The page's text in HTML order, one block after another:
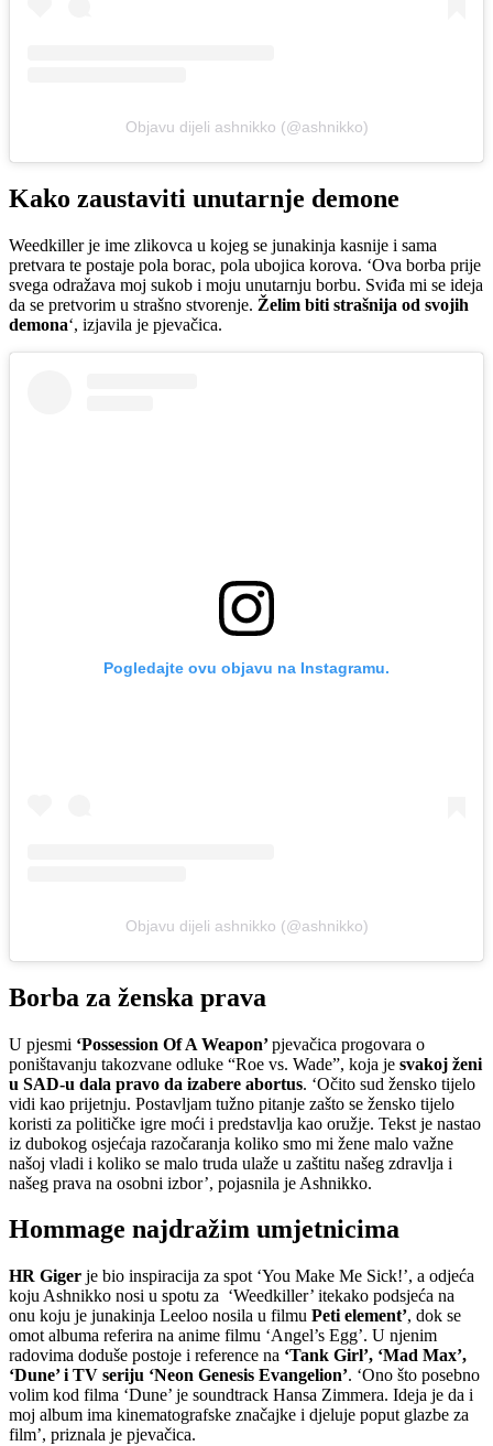
Objavu dijeli ashnikko (@ashnikko)
Kako zaustaviti unutarnje demone
Weedkiller je ime zlikovca u kojeg se junakinja kasnije i sama
pretvara te postaje pola borac, pola ubojica korova. ‘Ova borba prije
svega odražava moj sukob i moju unutarnju borbu. Sviđa mi se ideja
da se pretvorim u strašno stvorenje. Želim biti strašnija od svojih
demona‘, izjavila je pjevačica.
Pogledajte ovu objavu na Instagramu.
Objavu dijeli ashnikko (@ashnikko)
Borba za ženska prava
U pjesmi ‘Possession Of A Weapon’pjevačica progovara o
poništavanju takozvane odluke “Roe vs. Wade”, koja je svakoj ženi
u SAD-u dala pravo da izabere abortus. ‘Očito sud žensko tijelo
vidi kao prijetnju. Postavljam tužno pitanje zašto se žensko tijelo
koristi za političke igre moći i predstavlja kao oružje. Tekst je nastao
iz dubokog osjećaja razočaranja koliko smo mi žene malo važne
našoj vladi i koliko se malo truda ulaže u zaštitu našeg zdravlja i
našeg prava na osobni izbor’, pojasnila je Ashnikko.
Hommage najdražim umjetnicima
HR Giger je bio inspiracija za spot ‘You Make Me Sick!’, a odjeća
koju Ashnikko nosi u spotu za ‘Weedkiller’ itekako podsjeća na
onu koju je junakinja Leeloo nosila u filmu Peti element’, dok se
omot albuma referira na anime filmu ‘Angel’s Egg’. U njenim
radovima doduše postoje i reference na ‘Tank Girl’, ‘Mad Max’,
‘Dune’ i TV seriju ‘Neon Genesis Evangelion’. ‘Ono što posebno
volim kod filma ‘Dune’ je soundtrack Hansa Zimmera. Ideja je da i
moj album ima kinematografske značajke i djeluje poput glazbe za
film’, priznala je pjevačica.